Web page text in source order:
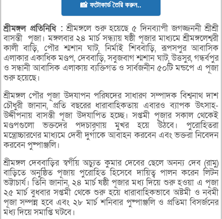
📸 ফটোকার্ড তৈরি করুন..
শ্রীমঙ্গল প্রতিনিধি : শ্রীমঙ্গলে শুরু হয়েছে ৫ দিনব্যাপী জগজ্জননী শ্রীশ্রী
বাসন্তী পূজা। মঙ্গলবার ২৪ মার্চ সন্ধ্যায় ষষ্ঠী পূজার মাধ্যমে শ্রীমঙ্গলেশ্বরী
কালী বাড়ি, পৌর শ্মশান ঘাট, নির্মাই শিববাড়ি, রূপসপুর আবাসিক
এলাকার একাধিক মণ্ডপ, দেববাড়ি, সবুজবাগ শ্মশান ঘাট, উত্তসুর, গন্ধর্বপুর
ও সন্ধানী আবাসিক এলাকায় ব্যক্তিগত ও সার্বজনীন ৫০টি মন্ডপে এ পূজা
শুরু হয়েছে।
শ্রীমঙ্গল পৌর পূজা উদযাপন পরিষদের সাধারণ সম্পাদক বিশ্বনাথ দাশ
চৌধুরী জানান, প্রতি বছরের ধারাবাহিকতায় এবারও ব্যাপক উৎসাহ-
উদ্দীপনায় বাসন্তী পূজা উদযাপিত হচ্ছে। সপ্তমী পূজার সকাল থেকেই
মণ্ডপগুলো ভক্তদের পদচারণায় মুখর হয়ে উঠবে। পুরোহিতরা
মন্ত্রোচ্চারণের মাধ্যমে দেবী দুর্গাকে আবাহন করবেন এবং ভক্তরা নিবেদন
করবেন পুষ্পাঞ্জলি।
শ্রীমঙ্গল দেববাড়ির স্বর্গীয় অচ্যুত কুমার দেবের ছেলে অনন্য দেব (রামু)
বাড়িতে অনুষ্ঠিত পূজায় পুরোহিত হিসেবে দায়িত্ব পালন করেন লিটন
ভট্টাচার্য। তিনি জানান, ২৪ মার্চ ষষ্ঠী পূজার মধ্য দিয়ে শুরু হওয়া এ পূজা
২৫ মার্চ বুধবার সপ্তমী থেকে শুরু হয়ে ধারাবাহিকভাবে অষ্টমী ও নবমী
পূজা সম্পন্ন হবে এবং ২৮ মার্চ শনিবার পুষ্পাঞ্জলি ও প্রতিমা বিসর্জনের
মধ্য দিয়ে সমাপ্তি ঘটবে।